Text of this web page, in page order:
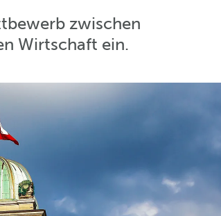
zwischen
Wirtschaft ein.